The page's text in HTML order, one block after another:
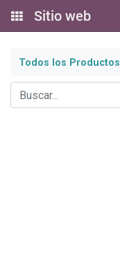
Sitio web
Todos los Productos